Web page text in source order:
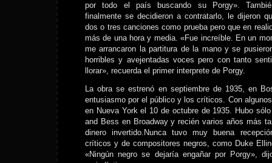
por todo el país buscando su Porgy».
finalmente se decidieron a contratarlo, le dijeron
dos o tres canciones como prueba pero que en
más de una hora y media. «Fue increíble. En un
me arrancaron la partitura de la mano y se
horribles y avejentadas voces pero con tanto
llorar», recuerda el primer interprete de Porgy.
La obra se estrenó en septiembre de 1935, en
entusiasmo por el público y los críticos. Con
en Nueva York el 10 de octubre de 1935. Hubo
and Bess en Broadway y recién varios años más
dinero invertido.Nunca tuvo muy buena
críticos y de compositores negros, como Duke
«Ningún negro se dejaría engañar por Porgy»,